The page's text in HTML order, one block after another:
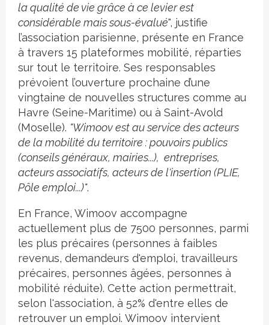
la qualité de vie grâce à ce levier est
considérable mais sous-évalué", justifie
l’association parisienne, présente en France
à travers 15 plateformes mobilité, réparties
sur tout le territoire. Ses responsables
prévoient l’ouverture prochaine d’une
vingtaine de nouvelles structures comme au
Havre (Seine-Maritime) ou à Saint-Avold
(Moselle). "Wimoov est au service des acteurs
de la mobilité du territoire : pouvoirs publics
(conseils généraux, mairies...), entreprises,
acteurs associatifs, acteurs de l'insertion (PLIE,
Pôle emploi...)".
En France, Wimoov accompagne
actuellement plus de 7500 personnes, parmi
les plus précaires (personnes à faibles
revenus, demandeurs d'emploi, travailleurs
précaires, personnes âgées, personnes à
mobilité réduite). Cette action permettrait,
selon l'association, à 52% d'entre elles de
retrouver un emploi. Wimoov intervient